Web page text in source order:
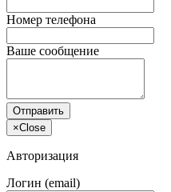
Номер телефона
Ваше сообщение
Отправить
×Close
Авторизация
Логин (email)